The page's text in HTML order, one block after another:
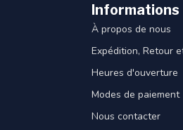
Informations
À propos de nous
Expédition, Retour
Heures d'ouverture
Modes de paiement
Nous contacter